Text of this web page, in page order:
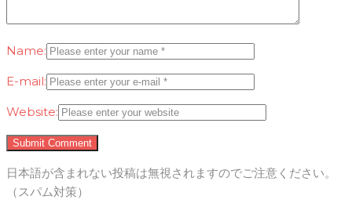
Name:
E-mail:
Website:
日本語が含まれない投稿は無視されますのでご注意ください。
（スパム対策）